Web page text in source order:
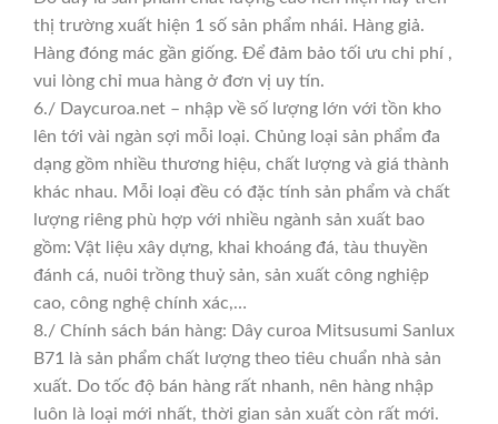
thị trường xuất hiện 1 số sản phẩm nhái. Hàng giả.
Hàng đóng mác gần giống. Để đảm bảo tối ưu chi phí ,
vui lòng chỉ mua hàng ở đơn vị uy tín.
6./ Daycuroa.net – nhập về số lượng lớn với tồn kho
lên tới vài ngàn sợi mỗi loại. Chủng loại sản phẩm đa
dạng gồm nhiều thương hiệu, chất lượng và giá thành
khác nhau. Mỗi loại đều có đặc tính sản phẩm và chất
lượng riêng phù hợp với nhiều ngành sản xuất bao
gồm: Vật liệu xây dựng, khai khoáng đá, tàu thuyền
đánh cá, nuôi trồng thuỷ sản, sản xuất công nghiệp
cao, công nghệ chính xác,…
8./ Chính sách bán hàng: Dây curoa Mitsusumi Sanlux
B71 là sản phẩm chất lượng theo tiêu chuẩn nhà sản
xuất. Do tốc độ bán hàng rất nhanh, nên hàng nhập
luôn là loại mới nhất, thời gian sản xuất còn rất mới.